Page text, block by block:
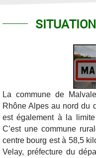
La commune de
Rhône Alpes au nord du
est également à la
C’est une commune
centre bourg est à 58,5
Velay, préfecture du